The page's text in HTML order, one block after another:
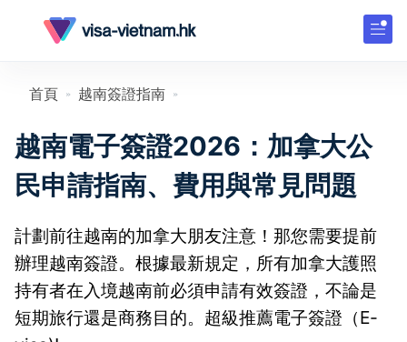
首頁 » 越南簽證指南 »
越南電子簽證2026：加拿大公
民申請指南、費用與常見問題
計劃前往越南的加拿大朋友注意！那您需要提前
辦理越南簽證。根據最新規定，所有加拿大護照
持有者在入境越南前必須申請有效簽證，不論是
短期旅行還是商務目的。超級推薦電子簽證（E-